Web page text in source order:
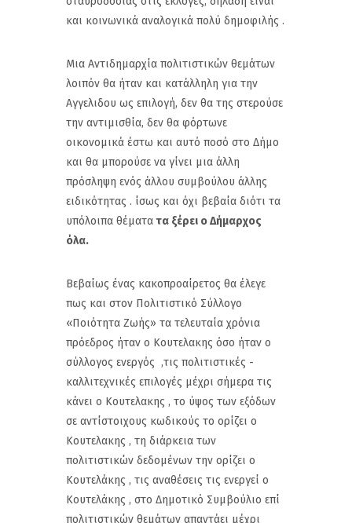
και κοινωνικά αναλογικά πολύ δημοφιλής .
Μια Αντιδημαρχία πολιτιστικών θεμάτων
λοιπόν θα ήταν και κατάλληλη για την
Αγγελιδου ως επιλογή, δεν θα της στερούσε
την αντιμισθία, δεν θα φόρτωνε
οικονομικά έστω και αυτό ποσό στο Δήμο
και θα μπορούσε να γίνει μια άλλη
πρόσληψη ενός άλλου συμβούλου άλλης
ειδικότητας . ίσως και όχι βεβαία διότι τα
υπόλοιπα θέματατα ξέρει ο Δήμαρχος
όλα.
Βεβαίως ένας κακοπροαίρετος θα έλεγε
πως και στον Πολιτιστικό Σύλλογο
«Ποιότητα Ζωής» τα τελευταία χρόνια
πρόεδρος ήταν ο Κουτελακης όσο ήταν ο
σύλλογος ενεργός ,τις πολιτιστικές -
καλλιτεχνικές επιλογές μέχρι σήμερα τις
κάνει ο Κουτελακης , το ύψος των εξόδων
σε αντίστοιχους κωδικούς το ορίζει ο
Κουτελακης , τη διάρκεια των
πολιτιστικών δεδομένων την ορίζει ο
Κουτελάκης , τις αναθέσεις τις ενεργεί ο
Κουτελάκης , στο Δημοτικό Συμβούλιο επί
πολιτιστικών θεμάτων απαντάει μέχρι